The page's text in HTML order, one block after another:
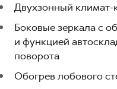
Двухзонный климат-
Боковые зеркала с
и функцией
поворота
Обогрев лобового